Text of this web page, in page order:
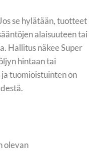
se hylätään, tuotteet
alaisuuteen tai
Hallitus näkee Super
hintaan tai
tuomioistuinten on
olevan